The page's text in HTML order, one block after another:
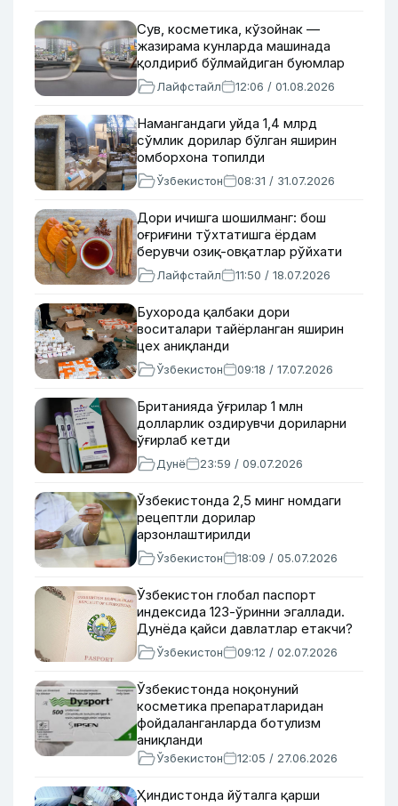
Сув, косметика, кўзойнак —
жазирама кунларда машинада
қолдириб бўлмайдиган буюмлар
Лайфстайл 12:06 / 01.08.2026
Намангандаги уйда 1,4 млрд
сўмлик дорилар бўлган яширин
омборхона топилди
Ўзбекистон 08:31 / 31.07.2026
Дори ичишга шошилманг: бош
оғриғини тўхтатишга ёрдам
берувчи озиқ-овқатлар рўйхати
Лайфстайл 11:50 / 18.07.2026
Бухорода қалбаки дори
воситалари тайёрланган яширин
цех аниқланди
Ўзбекистон 09:18 / 17.07.2026
Британияда ўғрилар 1 млн
долларлик оздирувчи дориларни
ўғирлаб кетди
Дунё 23:59 / 09.07.2026
Ўзбекистонда 2,5 минг номдаги
рецептли дорилар
арзонлаштирилди
Ўзбекистон 18:09 / 05.07.2026
Ўзбекистон глобал паспорт
индексида 123-ўринни эгаллади.
Дунёда қайси давлатлар етакчи?
Ўзбекистон 09:12 / 02.07.2026
Ўзбекистонда ноқонуний
косметика препаратларидан
фойдаланганларда ботулизм
аниқланди
Ўзбекистон 12:05 / 27.06.2026
Ҳиндистонда йўталга қарши